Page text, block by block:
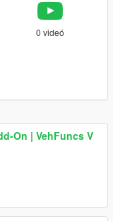
0 videó
On | VehFuncs V